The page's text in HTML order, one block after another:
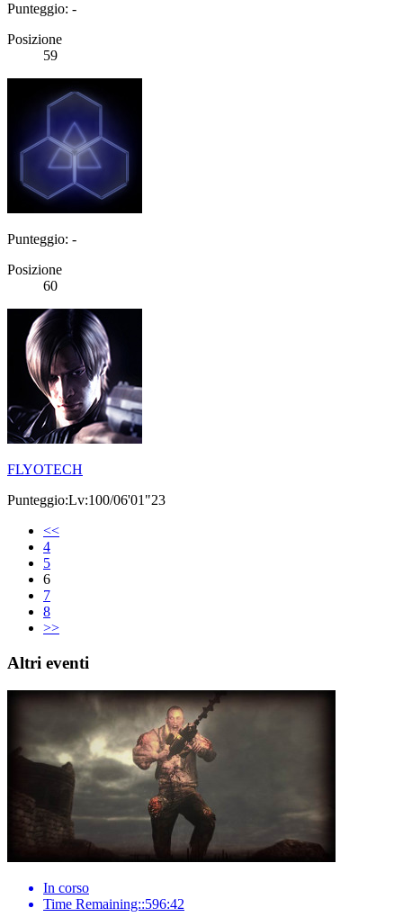
Punteggio: -
Posizione
59
Punteggio: -
Posizione
60
FLYOTECH
Punteggio:Lv:100/06'01"23
<<
4
5
6
7
8
>>
Altri eventi
In corso
Time Remaining::596:42